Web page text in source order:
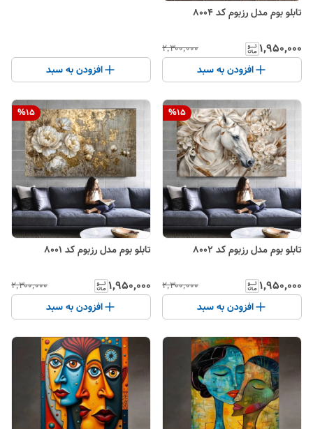
تابلو بوم مدل رزبوم کد 8004
۱٬۹۵۰٬۰۰۰ ۲٬۳۰۰٬۰۰۰
افزودن به سبد افزودن به سبد
%15
تابلو بوم مدل رزبوم کد 8002
۱٬۹۵۰٬۰۰۰ ۲٬۳۰۰٬۰۰۰
افزودن به سبد
%15
تابلو بوم مدل رزبوم کد 8001
۱٬۹۵۰٬۰۰۰ ۲٬۳۰۰٬۰۰۰
افزودن به سبد